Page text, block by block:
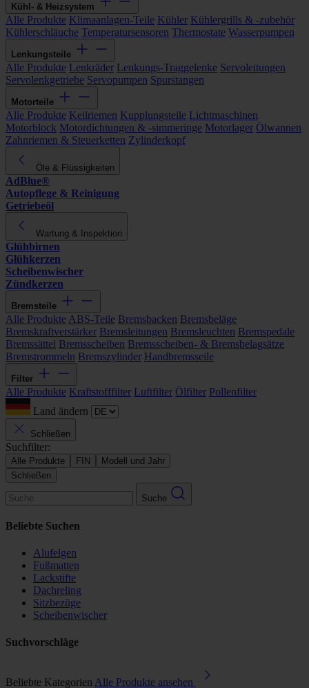
Kühl- & Heizsystem
Alle Produkte Klimaanlagen-Teile Kühler Kühlergrills & -zubehör
Kühlerschläuche Temperatursensoren Thermostate Wasserpumpen
Lenkungsteile
Alle Produkte Lenkräder Lenkungs-Traggelenke Servoleitungen
Servolenkgetriebe Servopumpen Spurstangen
Motorteile
Alle Produkte Keilriemen Kupplungsteile Lichtmaschinen
Motorblock Motordichtungen & -simmeringe Motorlager Ölwannen
Zahnriemen & Steuerketten Zylinderkopf
Öle & Flüssigkeiten
AdBlue®
Autopflege & Reinigung
Getriebeöl
Wartung & Inspektion
Glühbirnen
Glühkerzen
Scheibenwischer
Zündkerzen
Bremsteile
Alle Produkte ABS-Teile Bremsbacken Bremsbeläge
Bremskraftverstärker Bremsleitungen Bremsleuchten Bremspedale
Bremssättel Bremsscheiben Bremsscheiben- & Bremsbelagsätze
Bremstrommeln Bremszylinder Handbremsseile
Filter
Alle Produkte Kraftstofffilter Luftfilter Ölfilter Pollenfilter
Land ändern
Schließen
Suchfilter:
Alle Produkte FIN
Modell und Jahr
Schließen
Suche
Beliebte Suchen
Alufelgen
Fußmatten
Lackstifte
Dachreling
Sitzbezüge
Scheibenwischer
Suchvorschläge
Beliebte Kategorien Alle Produkte ansehen